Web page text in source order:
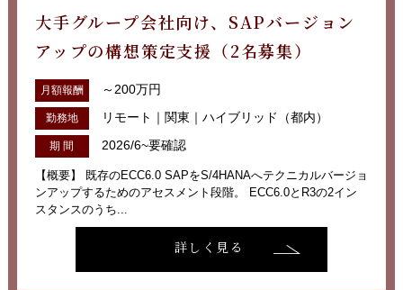
大手グループ会社向け、SAPバージョン
アップの構想策定支援（2名募集）
月額報酬 ～200万円
勤務地 リモート｜関東｜ハイブリッド（都内）
期 間 2026/6~要確認
【概要】 既存のECC6.0 SAPをS/4HANAへテクニカルバージョ
ンアップするためのアセスメント段階。 ECC6.0とR3の2イン
スタンスのうち...
詳しく見る